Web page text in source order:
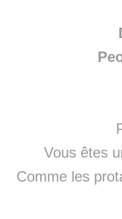
Vous êtes
Comme les